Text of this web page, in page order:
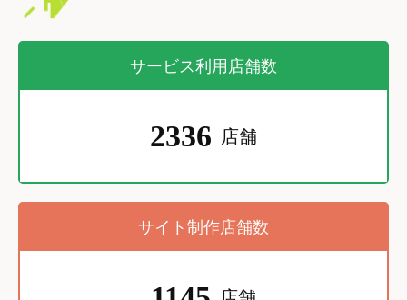
サービス利用店舗数
2336 店舗
サイト制作店舗数